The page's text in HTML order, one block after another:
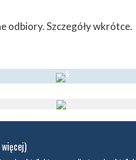
odbiory. Szczegóły wkrótce.